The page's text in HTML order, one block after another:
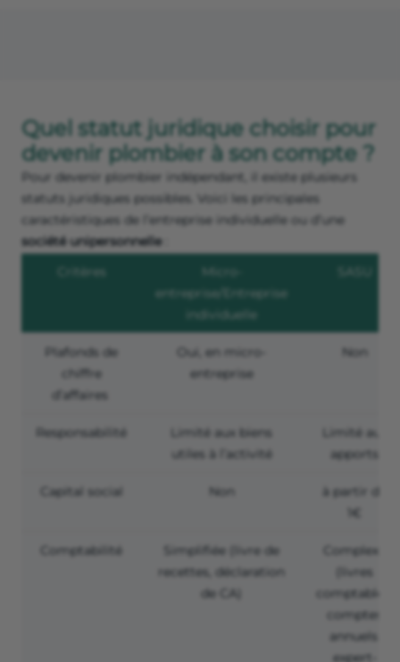
Quel statut juridique choisir pour
devenir plombier à son compte ?
Pour devenir plombier indépendant, il existe plusieurs
statuts juridiques possibles. Voici les principales
caractéristiques de l’entreprise individuelle ou d’une
société unipersonnelle:
Critères
entreprise/Entreprise
individuelle
Plafonds de
chiffre
d’affaires
Oui, en micro-
entreprise
Non
Responsabilité
Limité aux biens
utiles à l’activité
Limité aux
apports
Capital social Non
à partir de
1€
Comptabilité
Simplifiée (livre de
recettes, déclaration
de CA)
Complexe
(livres
comptables,
comptes
annuels,
expert-